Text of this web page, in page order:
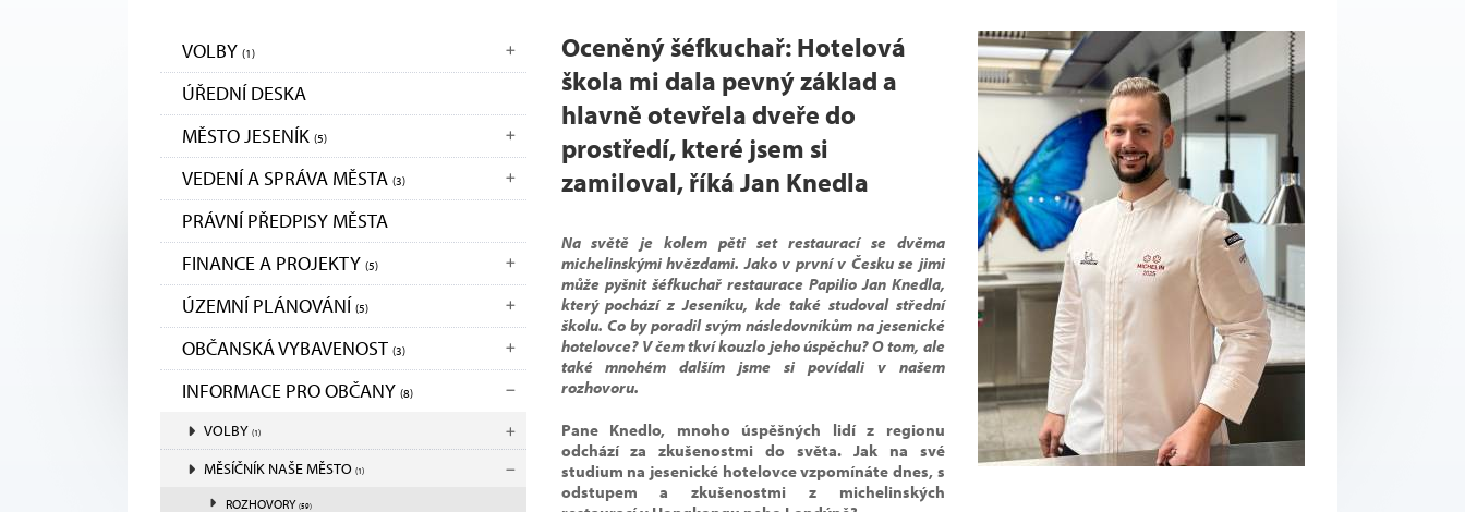
VOLBY (1)
ÚŘEDNÍ DESKA
MĚSTO JESENÍK (5)
VEDENÍ A SPRÁVA MĚSTA (3)
PRÁVNÍ PŘEDPISY MĚSTA
FINANCE A PROJEKTY (5)
ÚZEMNÍ PLÁNOVÁNÍ (5)
OBČANSKÁ VYBAVENOST (3)
INFORMACE PRO OBČANY (8)
VOLBY (1)
MĚSÍČNÍK NAŠE MĚSTO (1)
ROZHOVORY (59)
Oceněný šéfkuchař: Hotelová
škola mi dala pevný základ a
hlavně otevřela dveře do
prostředí, které jsem si
zamiloval, říká Jan Knedla
Na světě je kolem pěti set restaurací se dvěma
michelinskými hvězdami. Jako v první v Česku se jimi
může pyšnit šéfkuchař restaurace Papilio Jan Knedla,
který pochází z Jeseníku, kde také studoval střední
školu. Co by poradil svým následovníkům na jesenické
hotelovce? V čem tkví kouzlo jeho úspěchu? O tom, ale
také mnohém dalším jsme si povídali v našem
rozhovoru.
Pane Knedlo, mnoho úspěšných lidí z regionu
odchází za zkušenostmi do světa. Jak na své
studium na jesenické hotelovce vzpomínáte dnes, s
odstupem a zkušenostmi z michelinských